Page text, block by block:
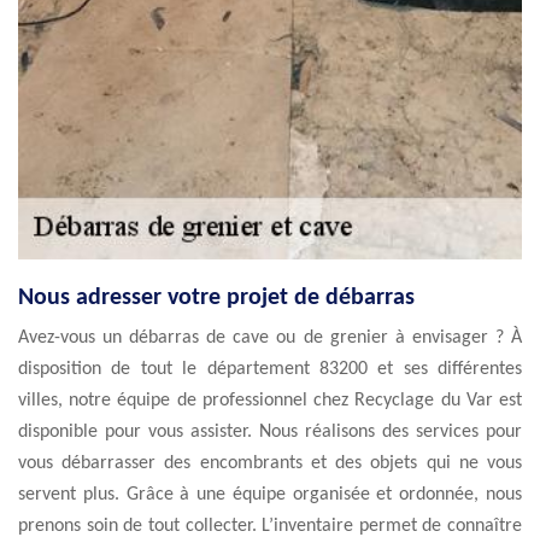
Nous adresser votre projet de débarras
Avez-vous un débarras de cave ou de grenier à envisager ? À
disposition de tout le département 83200 et ses différentes
villes, notre équipe de professionnel chez Recyclage du Var est
disponible pour vous assister. Nous réalisons des services pour
vous débarrasser des encombrants et des objets qui ne vous
servent plus. Grâce à une équipe organisée et ordonnée, nous
prenons soin de tout collecter. L’inventaire permet de connaître